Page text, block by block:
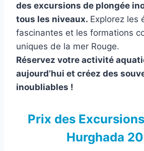
des excursions de plongée
tous les niveaux. Explorez les
fascinantes et les formations
uniques de la mer Rouge.
Réservez votre activité
aujourd’hui et créez des
inoubliables !
Prix des
Hurghada